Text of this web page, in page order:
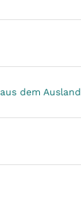
dem Ausland